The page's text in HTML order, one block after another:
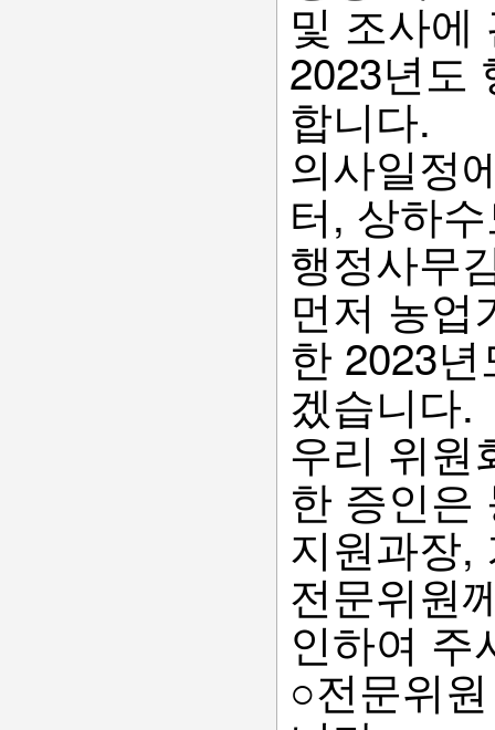
및 조사에
2023년도
합니다.
의사일정
터, 상하
행정사무
먼저 농업
한 2023
겠습니다.
우리 위원
한 증인은
지원과장,
전문위원
인하여 주
○전문위